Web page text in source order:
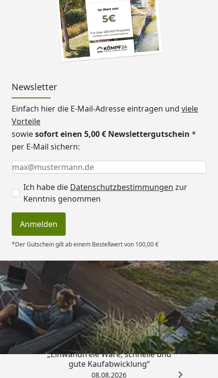
Newsletter
Einfach hier die E-Mail-Adresse eintragen und viele
Vorteile
sowiesofort einen 5,00 € Newslettergutschein *
per E-Mail sichern:
Keine Eingabe erforderlich
Eingabe erforderlich
E-Mail *
Ich habe die Datenschutzbestimmungen zur
Kenntnis genommen
Anmelden
*Der Gutschein gilt ab einem Bestellwert von 100,00 €
Trusted Shops
4,83/ 5
„Einwandfreie Ware, schnelle und
gute Kaufabwicklung“
08.08.2026